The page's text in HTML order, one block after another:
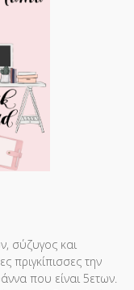
σύζυγος και
πριγκίπισσες την
που είναι 5ετων.